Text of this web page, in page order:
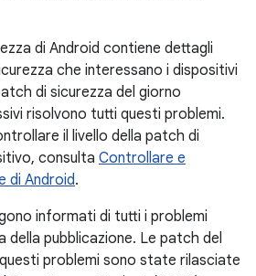
di Android contiene dettagli
che interessano i dispositivi
di sicurezza del giorno
risolvono tutti questi problemi.
il livello della patch di
consulta Controllare e
di Android.
informati di tutti i problemi
della pubblicazione. Le patch del
problemi sono state rilasciate